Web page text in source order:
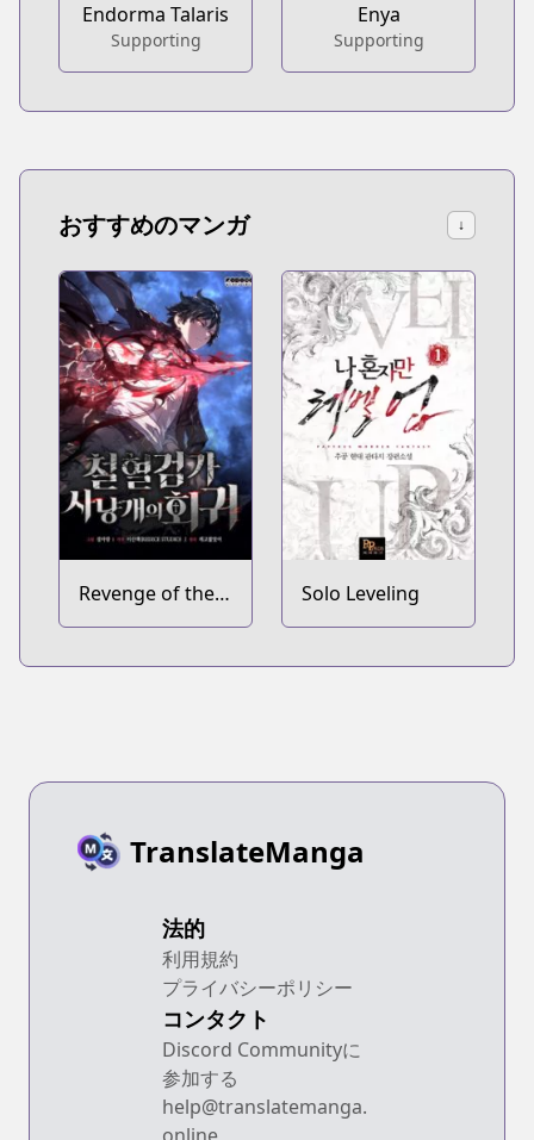
Endorma Talaris
Supporting
Enya
Supporting
おすすめのマンガ ↓
Revenge of the
Baskerville
Solo Leveling
TranslateManga
法的
利用規約
プライバシーポリシー
コンタクト
Discord Communityに
参加する
help@translatemanga.